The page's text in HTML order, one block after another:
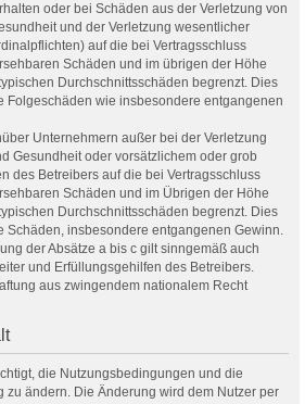
oder bei Schäden aus der Verletzung von
und der Verletzung wesentlicher
auf die bei Vertragsschluss
Schäden und im übrigen der Höhe
Durchschnittsschäden begrenzt. Dies
Folgeschäden wie insbesondere entgangenen
Unternehmern außer bei der Verletzung
Gesundheit oder vorsätzlichem oder grob
des Betreibers auf die bei Vertragsschluss
Schäden und im Übrigen der Höhe
Durchschnittsschäden begrenzt. Dies
Schäden, insbesondere entgangenen Gewinn.
der Absätze a bis c gilt sinngemäß auch
und Erfüllungsgehilfen des Betreibers.
aus zwingendem nationalem Recht
die Nutzungsbedingungen und die
zu ändern. Die Änderung wird dem Nutzer per